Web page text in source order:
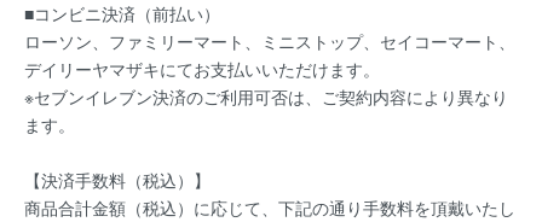
■コンビニ決済（前払い）
ローソン、ファミリーマート、ミニストップ、セイコーマート、
デイリーヤマザキにてお支払いいただけます。
※セブンイレブン決済のご利用可否は、ご契約内容により異なり
ます。
【決済手数料（税込）】
商品合計金額（税込）に応じて、下記の通り手数料を頂戴いたし